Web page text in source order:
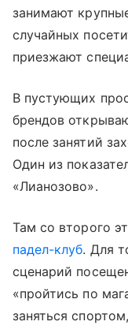
занимают
случайных
приезжают
В пустующих
брендов
после занятий
Один из
«Лианозово».
Там со второго
падел-клуб. Для
сценарий
«пройтись по
заняться